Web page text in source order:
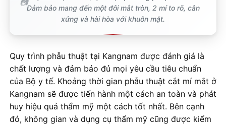
Đảm bảo mang đến một đôi mắt tròn, 2 mí to rõ, cân
xứng và hài hòa với khuôn mặt.
Quy trình phẫu thuật tại Kangnam được đánh giá là
chất lượng và đảm bảo đủ mọi yêu cầu tiêu chuẩn
của Bộ y tế. Khoảng thời gian phẫu thuật cắt mí mắt ở
Kangnam sẽ được tiến hành một cách an toàn và phát
huy hiệu quả thẩm mỹ một cách tốt nhất. Bên cạnh
đó, không gian và dụng cụ thẩm mỹ cũng được kiểm